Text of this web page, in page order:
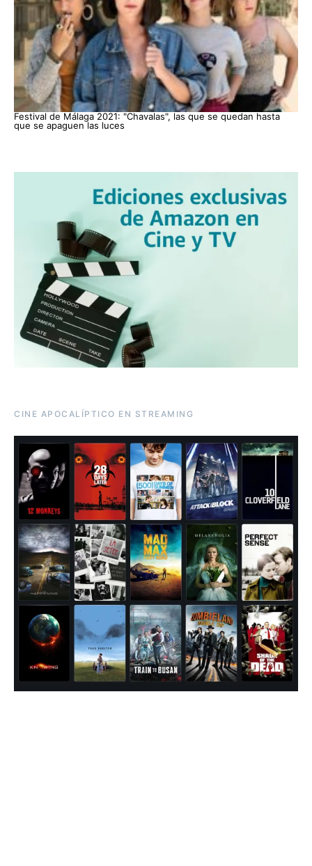
Festival de Málaga 2021: "Chavalas", las que se quedan hasta
que se apaguen las luces
CINE APOCALÍPTICO EN STREAMING